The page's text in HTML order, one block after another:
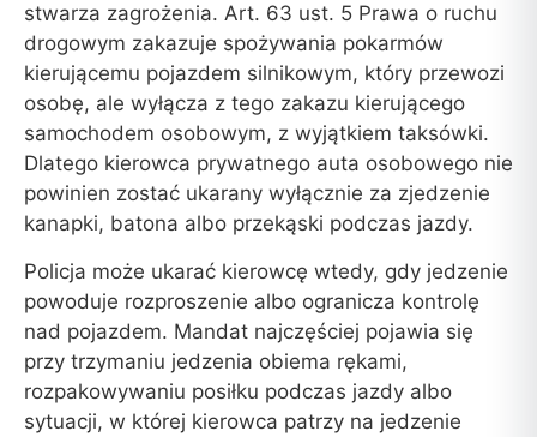
stwarza zagrożenia. Art. 63 ust. 5 Prawa o ruchu
drogowym zakazuje spożywania pokarmów
kierującemu pojazdem silnikowym, który przewozi
osobę, ale wyłącza z tego zakazu kierującego
samochodem osobowym, z wyjątkiem taksówki.
Dlatego kierowca prywatnego auta osobowego nie
powinien zostać ukarany wyłącznie za zjedzenie
kanapki, batona albo przekąski podczas jazdy.
Policja może ukarać kierowcę wtedy, gdy jedzenie
powoduje rozproszenie albo ogranicza kontrolę
nad pojazdem. Mandat najczęściej pojawia się
przy trzymaniu jedzenia obiema rękami,
rozpakowywaniu posiłku podczas jazdy albo
sytuacji, w której kierowca patrzy na jedzenie